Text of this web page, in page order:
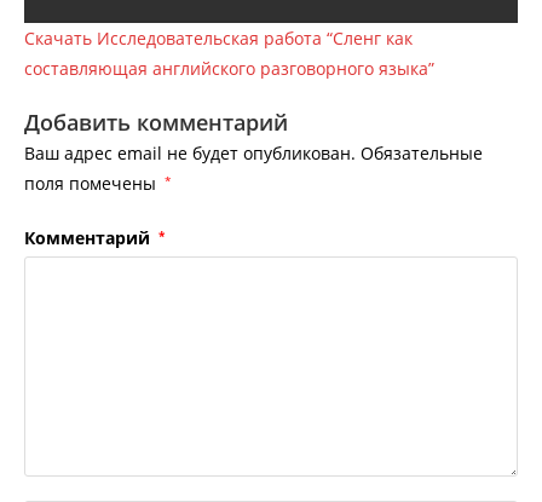
Скачать Исследовательская работа “Сленг как
составляющая английского разговорного языка”
Добавить комментарий
Ваш адрес email не будет опубликован. Обязательные
поля помечены *
Комментарий *